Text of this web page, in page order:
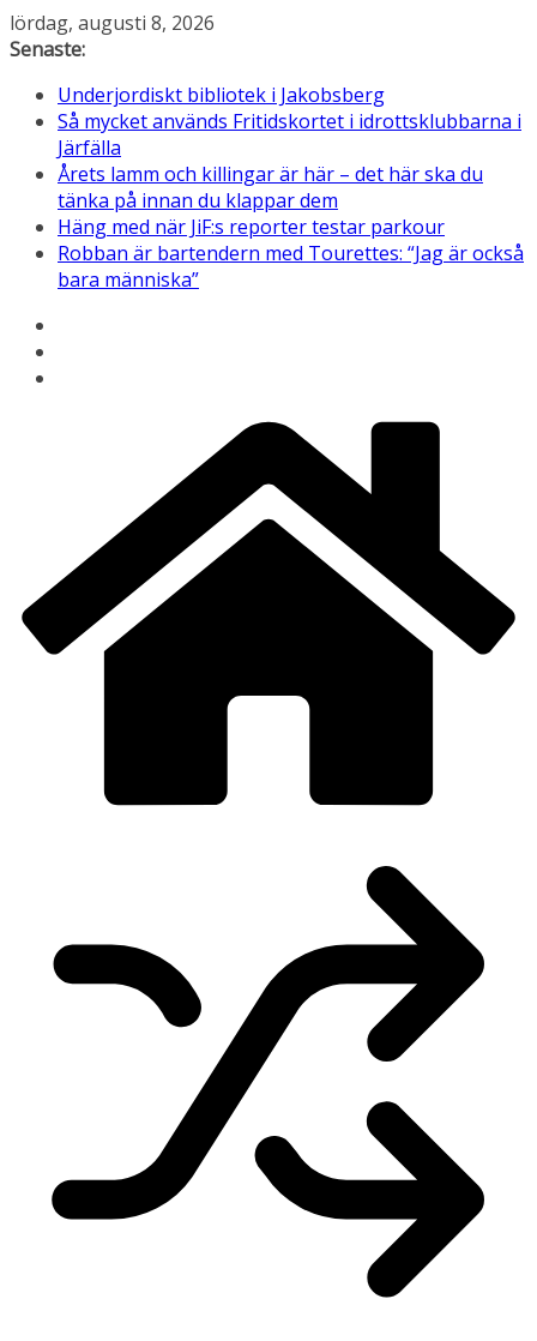
Hoppa
till
lördag, augusti 8, 2026
Senaste:
Underjordiskt bibliotek i Jakobsberg
Så mycket används Fritidskortet i idrottsklubbarna i
Järfälla
Årets lamm och killingar är här – det här ska du
tänka på innan du klappar dem
Häng med när JiF:s reporter testar parkour
Robban är bartendern med Tourettes: “Jag är också
bara människa”